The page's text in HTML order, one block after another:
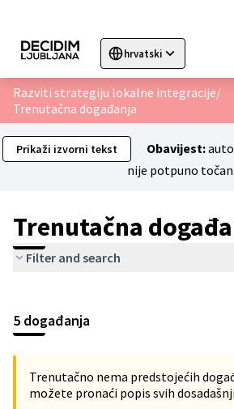
hrvatski
Sprache wählen
Razviti strategiju lokalne integracije/
Trenutačna događanja
Prikaži izvorni tekst Obavijest:
nije potpuno točan.
Trenutačna
Filter and search
+
−
5 događanja
Trenutačno nema predstojećih
možete pronaći popis svih